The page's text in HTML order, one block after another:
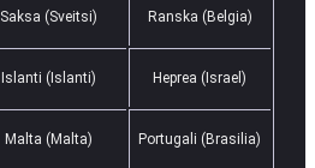
Saksa (Sveitsi) Ranska (Belgia)
Islanti (Islanti) Heprea (Israel)
Malta (Malta) Portugali (Brasilia)